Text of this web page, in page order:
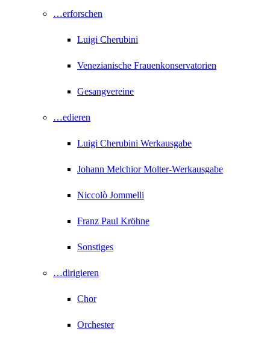
…erforschen
Luigi Cherubini
Venezianische Frauenkonservatorien
Gesangvereine
…edieren
Luigi Cherubini Werkausgabe
Johann Melchior Molter-Werkausgabe
Niccolò Jommelli
Franz Paul Kröhne
Sonstiges
…dirigieren
Chor
Orchester